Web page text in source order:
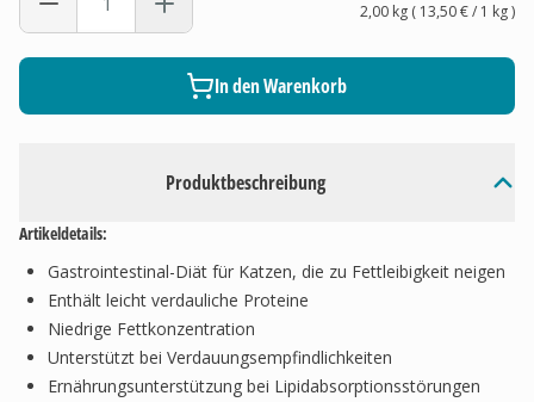
Produktbeschreibung
Artikeldetails:
Gastrointestinal-Diät für Katzen, die zu Fettleibigkeit neigen
Enthält leicht verdauliche Proteine
Niedrige Fettkonzentration
Unterstützt bei Verdauungsempfindlichkeiten
Ernährungsunterstützung bei Lipidabsorptionsstörungen
2,00 kg( 13,50 €/ 1 kg)
In den Warenkorb